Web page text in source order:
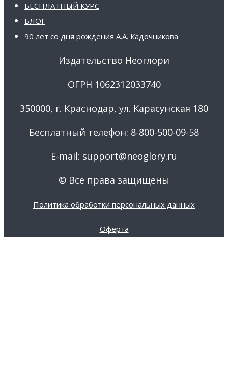
БЕСПЛАТНЫЙ КУРС
БЛОГ
90 лет со дня рождения А.А. Кадочникова
Издательство Неоглори
ОГРН 1062312033740
350000, г. Краснодар, ул. Карасунская 180
Бесплатный телефон: 8-800-500-09-58
E-mail: support@neoglory.ru
© Все права защищены
Политика обработки персональных данных
Оферта